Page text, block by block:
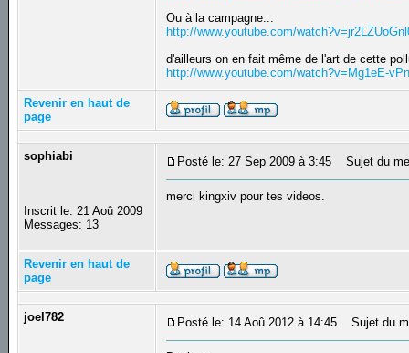
Ou à la campagne...
http://www.youtube.com/
d'ailleurs on en fait même de l'art de cette
http://www.youtube.com/watch?v=Mg1eE-
Revenir en haut de
page
sophiabi
Inscrit le: 21 Aoû 2009
Messages: 13
Posté le: 27 Sep 2009 à 3:45 Sujet du
merci kingxiv pour tes videos.
Revenir en haut de
page
joel782 Posté le: 14 Aoû 2012 à 14:45 Sujet du